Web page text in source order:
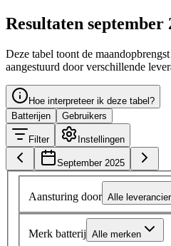
Resultaten september
Deze tabel toont de
aangestuurd door verschillende
Hoe interpreteer ik deze tabel?
Batterijen
Gebruikers
Filter Instellingen
September 2025
Aansturing door Alle
Merk batterij Alle merken